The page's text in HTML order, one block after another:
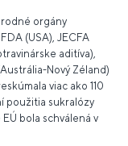
orgány
(USA), JECFA
aditíva),
Nový Zéland)
viac ako 110
použitia sukralózy
bola schválená v